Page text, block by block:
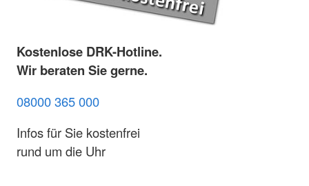
Kostenlose DRK-Hotline.
Wir beraten Sie gerne.
08000 365 000
Infos für Sie kostenfrei
rund um die Uhr